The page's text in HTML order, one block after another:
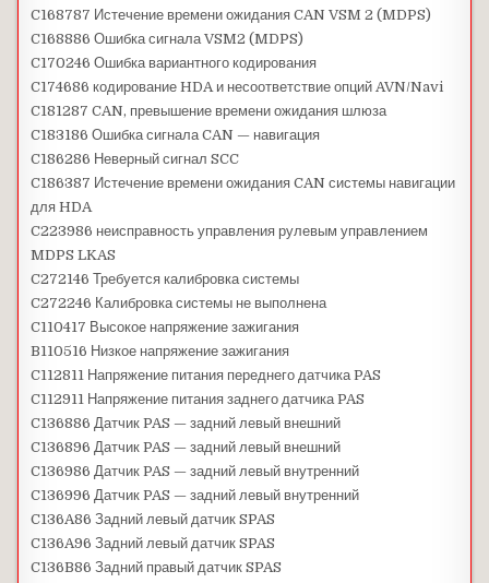
C168787 Истечение времени ожидания CAN VSM 2 (MDPS)
C168886 Ошибка сигнала VSM2 (MDPS)
C170246 Ошибка вариантного кодирования
C174686 кодирование HDA и несоответствие опций AVN/Navi
C181287 CAN, превышение времени ожидания шлюза
C183186 Ошибка сигнала CAN — навигация
C186286 Неверный сигнал SCC
C186387 Истечение времени ожидания CAN системы навигации
для HDA
C223986 неисправность управления рулевым управлением
MDPS LKAS
C272146 Требуется калибровка системы
C272246 Калибровка системы не выполнена
C110417 Высокое напряжение зажигания
B110516 Низкое напряжение зажигания
C112811 Напряжение питания переднего датчика PAS
C112911 Напряжение питания заднего датчика PAS
C136886 Датчик PAS — задний левый внешний
C136896 Датчик PAS — задний левый внешний
C136986 Датчик PAS — задний левый внутренний
C136996 Датчик PAS — задний левый внутренний
C136A86 Задний левый датчик SPAS
C136A96 Задний левый датчик SPAS
C136B86 Задний правый датчик SPAS